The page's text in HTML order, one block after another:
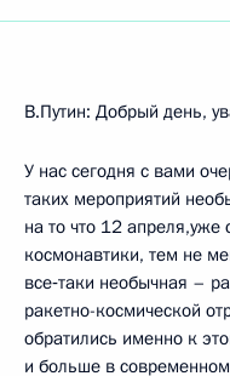
В.Путин: Добрый день,
У нас сегодня с вами
таких мероприятий
на то что 12
космонавтики, тем не
все‑таки необычная –
ракетно-космической
обратились именно к
и больше в